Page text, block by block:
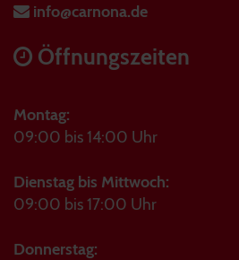
info@carnona.de
Öffnungszeiten
Montag:
09:00 bis 14:00 Uhr
Dienstag bis Mittwoch:
09:00 bis 17:00 Uhr
Donnerstag: